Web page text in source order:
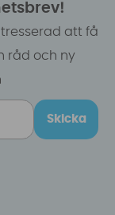
att få
råd och ny
Skicka